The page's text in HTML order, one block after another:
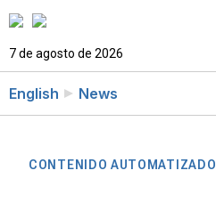
7 de agosto de 2026
English News
CONTENIDO AUTOMATIZADO